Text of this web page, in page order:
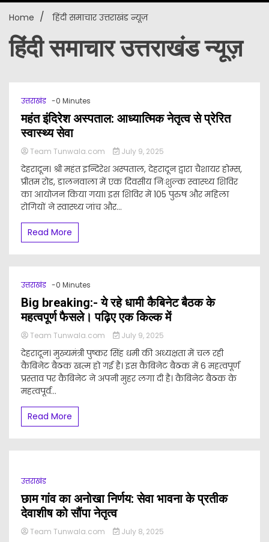
Home हिंदी समाचार उत्तराखंड न्यूज़
हिंदी समाचार उत्तराखंड न्यूज़
उत्तराखंड -0 Minutes
महंत इंदिरेश अस्पताल: आध्यात्मिक नेतृत्व से प्रेरित
स्वास्थ्य सेवा
Team Tunwala.com July 9, 2025
देहरादून। श्री महंत इन्दिरेश अस्पताल, देहरादून द्वारा चैशायर होम्स,
प्रीतम रोड, डालनवाला में एक दिवसीय निःशुल्क स्वास्थ्य शिविर
का आयोजन किया गया। इस शिविर में 105 पुरुष और महिला
रोगियों ने स्वास्थ्य जांच और...
Read More
उत्तराखंड -0 Minutes
Big breaking:- ये रहे धामी कैबिनेट बैठक के
महत्वपूर्ण फैसले। पढ़िए एक किल्क में
Team Tunwala.com July 9, 2025
देहरादून। मुख्यमंत्री पुष्कर सिंह धमी की अध्यक्षता में चल रही
कैबिनेट बैठक खत्म हो गई है। इस कैबिनेट बैठक में 6 महत्वपूर्ण
प्रस्ताव पर कैबिनेट ने अपनी मुहर लगा दी है। कैबिनेट बैठक के
महत्वपूर्व...
Read More
उत्तराखंड
छाम गांव का अनोखा निर्णय: सेवा भावना के प्रतीक
देवाशीष को सौंपा नेतृत्व
Team Tunwala.com July 8, 2025